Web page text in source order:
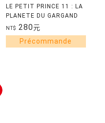
LE PETIT PRINCE 11 : LA
PLANETE DU GARGAND
NT$ 280元